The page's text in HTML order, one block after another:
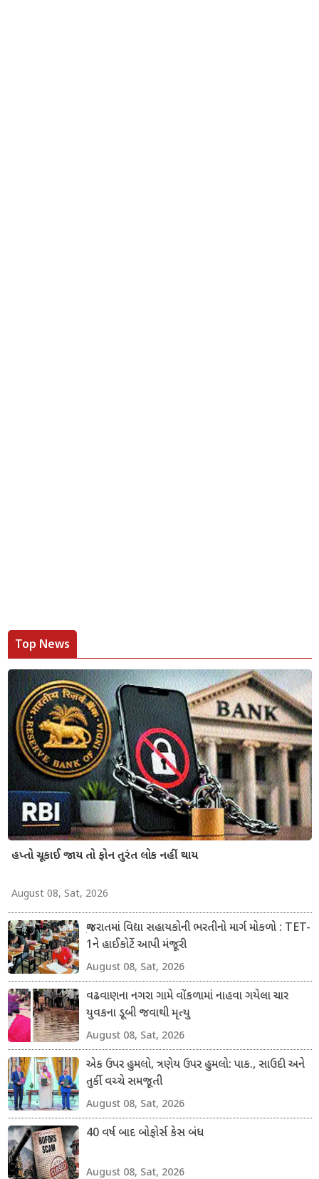
Top News
હપ્તો ચૂકાઈ જાય તો ફોન તુરંત લોક નહીં થાય
August 08, Sat, 2026
ગુજરાતમાં વિદ્યા સહાયકોની ભરતીનો માર્ગ મોકળો : TET-
1ને હાઈકોર્ટે આપી મંજૂરી
August 08, Sat, 2026
વઢવાણના નગરા ગામે વોંકળામાં નાહવા ગયેલા ચાર
યુવકના ડૂબી જવાથી મૃત્યુ
August 08, Sat, 2026
એક ઉપર હુમલો, ત્રણેય ઉપર હુમલો: પાક., સાઉદી અને
તુર્કી વચ્ચે સમજૂતી
August 08, Sat, 2026
40 વર્ષ બાદ બોફોર્સ કેસ બંધ
August 08, Sat, 2026